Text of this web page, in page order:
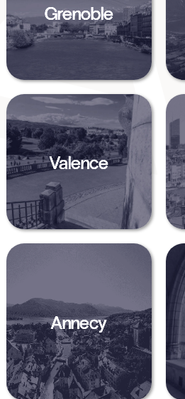
Grenoble
Valence
Annecy